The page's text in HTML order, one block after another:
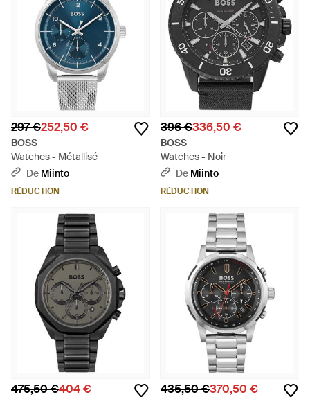
297 €252,50 €
BOSS
Watches - Métallisé
De Miinto
RÉDUCTION
396 €336,50 €
BOSS
Watches - Noir
De Miinto
RÉDUCTION
475,50 €404 € 435,50 €370,50 €